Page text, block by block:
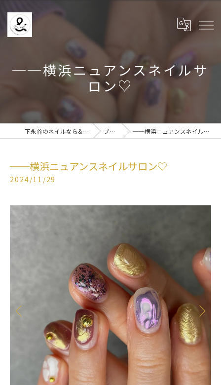
──横浜ニュアンスネイルサ
ロン♡
下永谷のネイルなら& BE nail ブログ ──横浜ニュアンスネイルサロン♡
──横浜ニュアンスネイルサロン♡
2024/11/29